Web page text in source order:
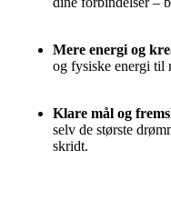
Mere energi og
og fysiske energi til
Klare mål og
selv de største
skridt.